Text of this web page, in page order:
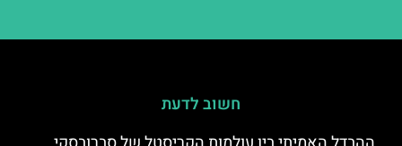
חשוב לדעת